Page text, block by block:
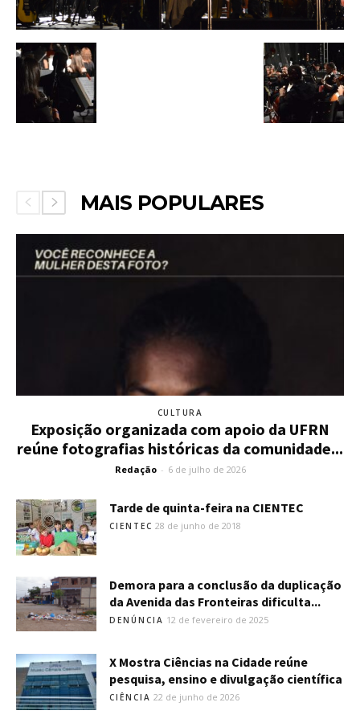
MAIS POPULARES
CULTURA
Exposição organizada com apoio da UFRN
reúne fotografias históricas da comunidade...
Redação - 6 de julho de 2026
Tarde de quinta-feira na CIENTEC
CIENTEC 28 de junho de 2018
Demora para a conclusão da duplicação
da Avenida das Fronteiras dificulta...
DENÚNCIA 12 de fevereiro de 2025
X Mostra Ciências na Cidade reúne
pesquisa, ensino e divulgação científica
CIÊNCIA 22 de junho de 2026